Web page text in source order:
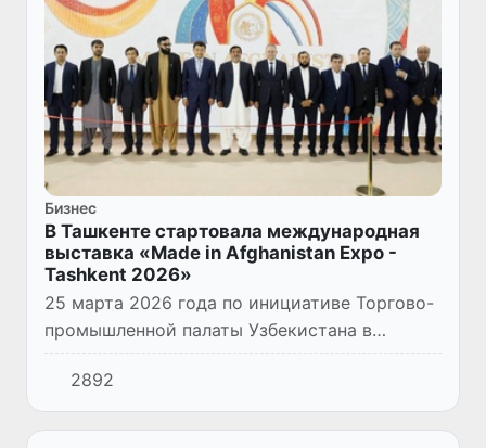
Бизнес
В Ташкенте стартовала международная
выставка «Made in Afghanistan Expo -
Tashkent 2026»
25 марта 2026 года по инициативе Торгово-
промышленной палаты Узбекистана в
Национальном выставочном комплексе
«Узэкспоцентр» в Ташкенте состоялась
торжественная церемония открытия...
2892